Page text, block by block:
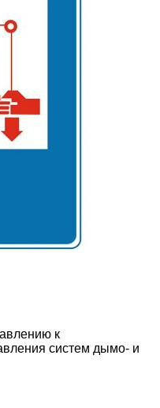
к
систем дымо- и